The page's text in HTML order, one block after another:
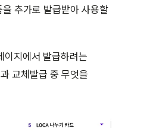
추가로 발급받아 사용할
이지에서 발급하려는
교체발급 중 무엇을